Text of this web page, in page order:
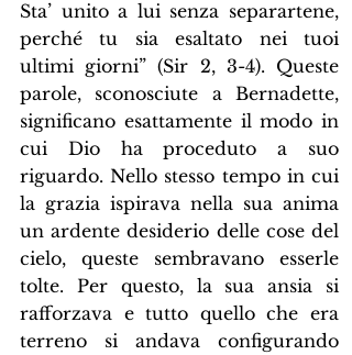
Sta’ unito a lui senza separartene,
perché tu sia esaltato nei tuoi
ultimi giorni” (Sir 2, 3-4). Queste
parole, sconosciute a Bernadette,
significano esattamente il modo in
cui Dio ha proceduto a suo
riguardo. Nello stesso tempo in cui
la grazia ispirava nella sua anima
un ardente desiderio delle cose del
cielo, queste sembravano esserle
tolte. Per questo, la sua ansia si
rafforzava e tutto quello che era
terreno si andava configurando